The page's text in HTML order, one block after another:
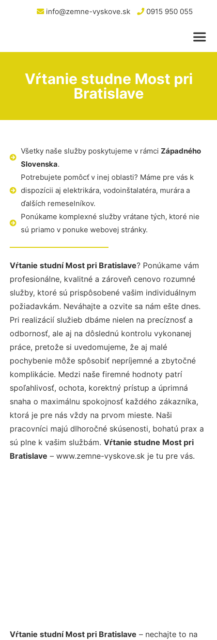
info@zemne-vyskove.sk 0915 950 055
Vŕtanie studne Most pri
Bratislave
Všetky naše služby poskytujeme v rámci Západného
Slovenska.
Potrebujete pomôcť v inej oblasti? Máme pre vás k
dispozícii aj elektrikára, vodoinštalatéra, murára a
ďalších remeselníkov.
Ponúkame komplexné služby vrátane tých, ktoré nie
sú priamo v ponuke webovej stránky.
Vŕtanie studní Most pri Bratislave? Ponúkame vám
profesionálne, kvalitné a zároveň cenovo rozumné
služby, ktoré sú prispôsobené vašim individuálnym
požiadavkám. Neváhajte a ozvite sa nám ešte dnes.
Pri realizácií služieb dbáme nielen na precíznosť a
odbornosť, ale aj na dôslednú kontrolu vykonanej
práce, pretože si uvedomujeme, že aj malé
pochybenie môže spôsobiť nepríjemné a zbytočné
komplikácie. Medzi naše firemné hodnoty patrí
spoľahlivosť, ochota, korektný prístup a úprimná
snaha o maximálnu spokojnosť každého zákazníka,
ktorá je pre nás vždy na prvom mieste. Naši
pracovníci majú dlhoročné skúsenosti, bohatú prax a
sú plne k vašim službám. Vŕtanie studne Most pri
Bratislave – www.zemne-vyskove.sk je tu pre vás.
Vŕtanie studní Most pri Bratislave – nechajte to na